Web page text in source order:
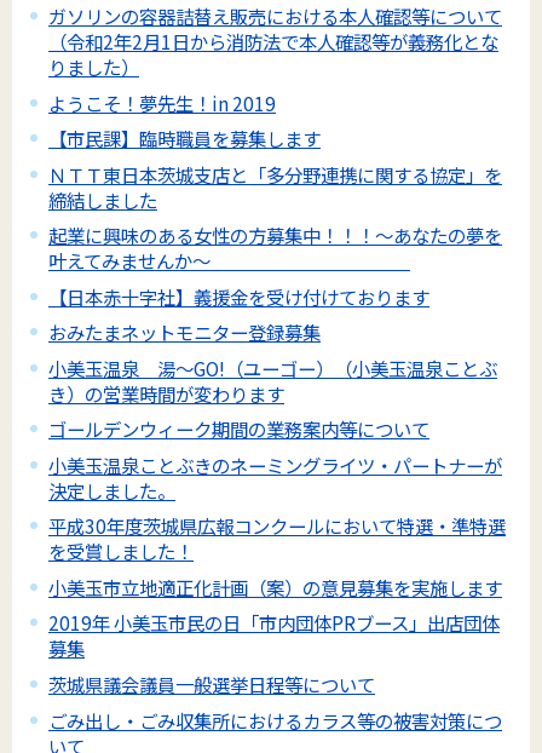
ガソリンの容器詰替え販売における本人確認等について
（令和2年2月1日から消防法で本人確認等が義務化とな
りました）
ようこそ！夢先生！in 2019
【市民課】臨時職員を募集します
ＮＴＴ東日本茨城支店と「多分野連携に関する協定」を
締結しました
起業に興味のある女性の方募集中！！！～あなたの夢を
叶えてみませんか～
【日本赤十字社】義援金を受け付けております
おみたまネットモニター登録募集
小美玉温泉 湯～GO!（ユーゴー）（小美玉温泉ことぶ
き）の営業時間が変わります
ゴールデンウィーク期間の業務案内等について
小美玉温泉ことぶきのネーミングライツ・パートナーが
決定しました。
平成30年度茨城県広報コンクールにおいて特選・準特選
を受賞しました！
小美玉市立地適正化計画（案）の意見募集を実施します
2019年 小美玉市民の日「市内団体PRブース」出店団体
募集
茨城県議会議員一般選挙日程等について
ごみ出し・ごみ収集所におけるカラス等の被害対策につ
いて